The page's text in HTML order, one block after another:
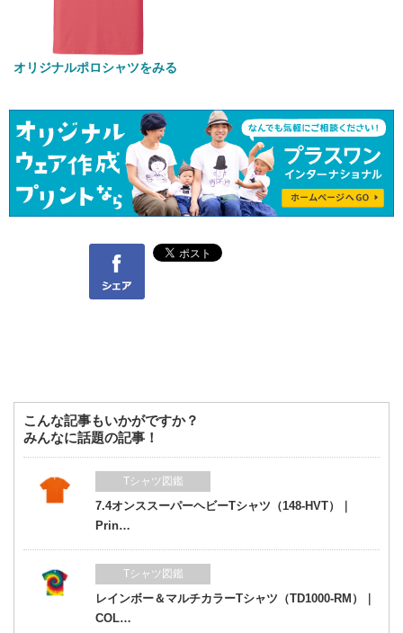
オリジナルポロシャツをみる
Facebook
こんな記事もいかがですか？
みんなに話題の記事！
Tシャツ図鑑
7.4オンススーパーヘビーTシャツ（148-HVT）｜
Prin…
Tシャツ図鑑
レインボー＆マルチカラーTシャツ（TD1000-RM）｜
COL…